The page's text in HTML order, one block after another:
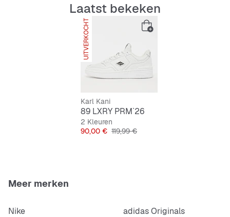
Comfortabele padding
Antislip en schokabsorberende zool
Duurzaam en stevig
Laatst bekeken
UITVERKOCHT
Karl Kani
89 LXRY PRM`26
2 Kleuren
Prijs
90,00 € Originele Prijs
119,99 €
Meer merken
Nike
adidas Originals